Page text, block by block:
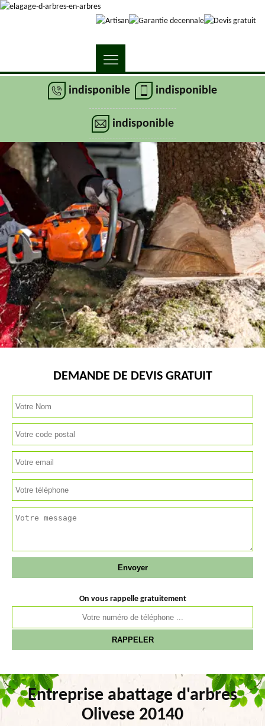
indisponible indisponible
indisponible
DEMANDE DE DEVIS GRATUIT
On vous rappelle gratuitement
Entreprise abattage d'arbres
Olivese 20140